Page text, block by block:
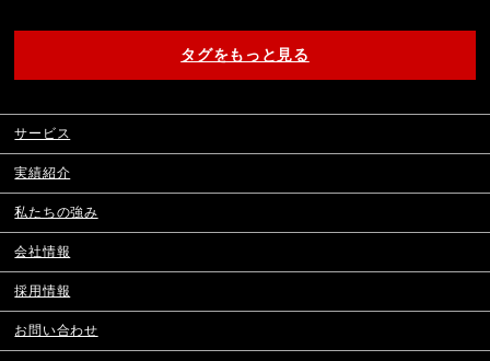
タグをもっと見る
サービス
実績紹介
私たちの強み
会社情報
採用情報
お問い合わせ